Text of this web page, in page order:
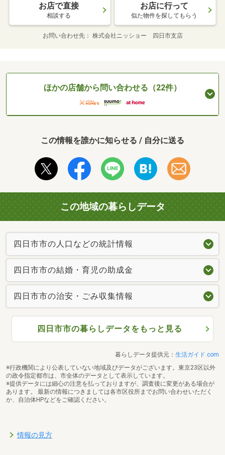
お店で直接
相談する
お店に行って
似た物件を探してもらう
お問い合わせ先 株式会社ニッショー 四日市支店
ほかの店舗から問い合わせる（22件）
この情報を誰かに知らせる / 自分に送る
この地域の暮らしデータ
四日市市の人口などの統計情報
四日市市の結婚・育児の助成金
四日市市の治安・ごみ収集情報
四日市市の暮らしデータをもっと見る
暮らしデータ提供元： 生活ガイド.com
※行政機関により公表していない地域及びデータがございます。東京23区以外
の政令指定都市は、市全体のデータとして表示しています。
※提供データには細心の注意を払っておりますが、調査後に変更がある場合が
あります。 最新の情報につきましては各市区役所までお問い合わせいただく
か、自治体HPなどをご確認ください。
情報の見方